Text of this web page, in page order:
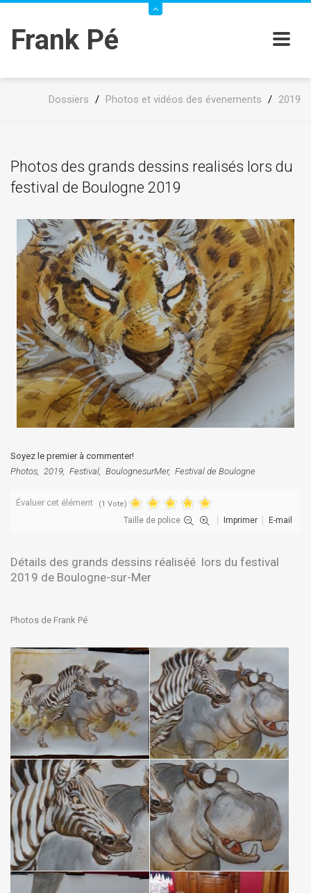
Frank Pé
Dossiers / Photos et vidéos des évenements / 2019
Photos des grands dessins realisés lors du
festival de Boulogne 2019
Soyez le premier à commenter!
Photos 2019 Festival BoulognesurMer Festival de Boulogne
Évaluer cet élément (1 Vote)
Taille de police Imprimer E-mail
Détails des grands dessins réaliséé lors du festival
2019 de Boulogne-sur-Mer
Photos de Frank Pé